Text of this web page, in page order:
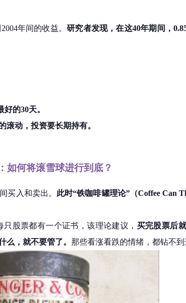
年间的收益。研究者发现，在这40年期间，
的30天。
滚动，投资要长期持有。
如何将滚雪球进行到底？
买入和卖出。 此时“铁咖啡罐理论”（Coffee Can
只股票都有一个证书，该理论建议， 买完股票后
么，就不要管了。 那些看涨看跌的情绪，都钻不到